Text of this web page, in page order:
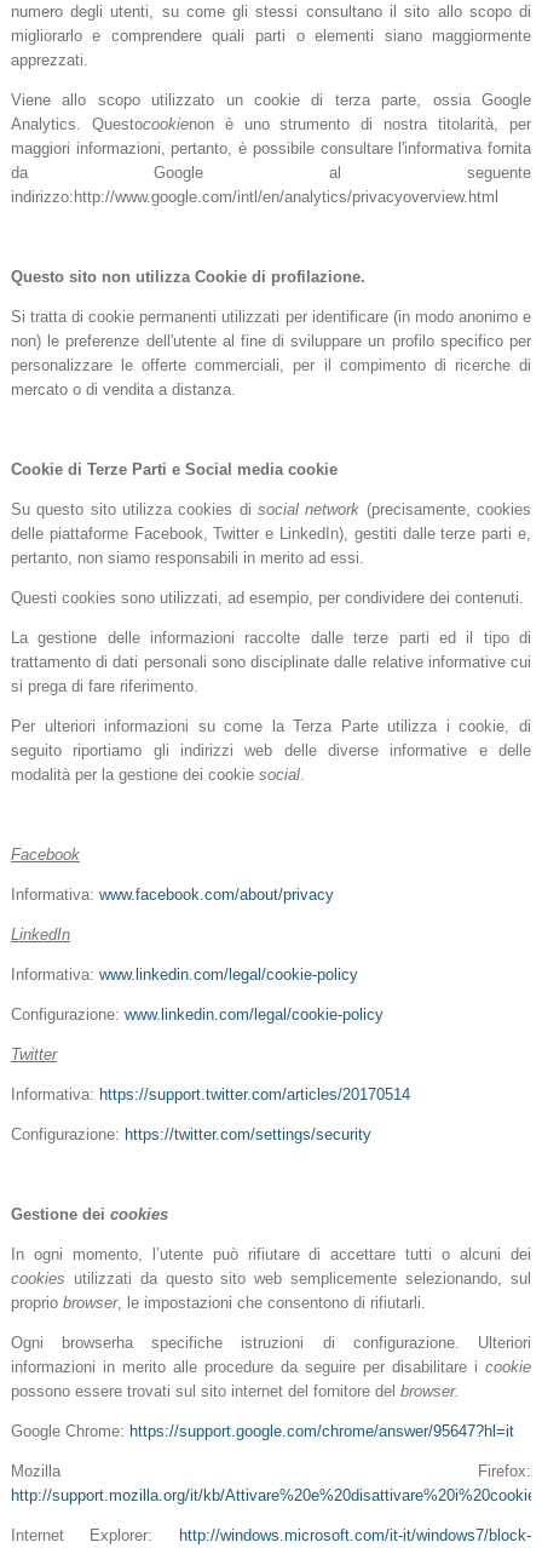
numero degli utenti, su come gli stessi consultano il sito allo scopo di
migliorarlo e comprendere quali parti o elementi siano maggiormente
apprezzati.
Viene allo scopo utilizzato un cookie di terza parte, ossia Google
Analytics. Questocookienon è uno strumento di nostra titolarità, per
maggiori informazioni, pertanto, è possibile consultare l'informativa fornita
da Google al seguente
indirizzo:http://www.google.com/intl/en/analytics/privacyoverview.html
Questo sito non utilizza Cookie di profilazione.
Si tratta di cookie permanenti utilizzati per identificare (in modo anonimo e
non) le preferenze dell'utente al fine di sviluppare un profilo specifico per
personalizzare le offerte commerciali, per il compimento di ricerche di
mercato o di vendita a distanza.
Cookie di Terze Parti e Social media cookie
Su questo sito utilizza cookies disocial network (precisamente, cookies
delle piattaforme Facebook, Twitter e LinkedIn), gestiti dalle terze parti e,
pertanto, non siamo responsabili in merito ad essi.
Questi cookies sono utilizzati, ad esempio, per condividere dei contenuti.
La gestione delle informazioni raccolte dalle terze parti ed il tipo di
trattamento di dati personali sono disciplinate dalle relative informative cui
si prega di fare riferimento.
Per ulteriori informazioni su come la Terza Parte utilizza i cookie, di
seguito riportiamo gli indirizzi web delle diverse informative e delle
modalità per la gestione dei cookie social.
Facebook
Informativa: www.facebook.com/about/privacy
LinkedIn
Informativa: www.linkedin.com/legal/cookie-policy
Configurazione: www.linkedin.com/legal/cookie-policy
Twitter
Informativa: https://support.twitter.com/articles/20170514
Configurazione: https://twitter.com/settings/security
Gestione dei cookies
In ogni momento, l’utente può rifiutare di accettare tutti o alcuni dei
cookies utilizzati da questo sito web semplicemente selezionando, sul
proprio browser, le impostazioni che consentono di rifiutarli.
Ogni browserha specifiche istruzioni di configurazione. Ulteriori
informazioni in merito alle procedure da seguire per disabilitare icookie
possono essere trovati sul sito internet del fornitore del browser.
Google Chrome: https://support.google.com/chrome/answer/95647?hl=it
Mozilla Firefox:
http://support.mozilla.org/it/kb/Attivare%20e%20disattivare%20i%20cookie
Internet Explorer: http://windows.microsoft.com/it-it/windows7/block-